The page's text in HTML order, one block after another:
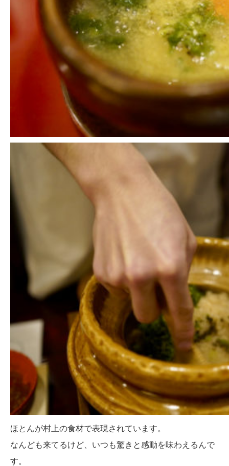
ほとんが村上の食材で表現されています。
なんども来てるけど、いつも驚きと感動を味わえるんで
す。